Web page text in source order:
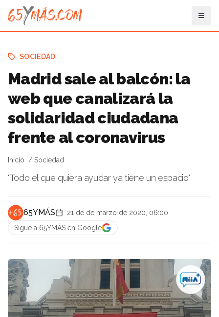
SOCIEDAD
Madrid sale al balcón: la
web que canalizará la
solidaridad ciudadana
frente al coronavirus
Inicio Sociedad
"Todo el que quiera ayudar ya tiene un espacio"
65YMÁS
21 de de marzo de 2020, 06:00
Sigue a 65YMÁS en Google